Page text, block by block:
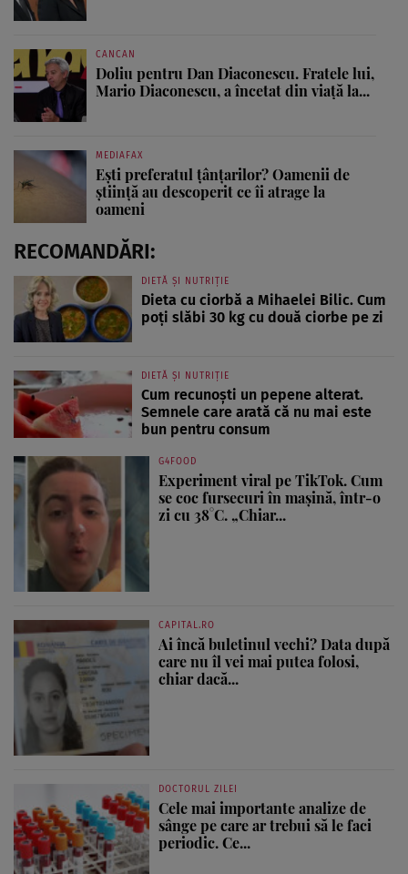
CANCAN
Doliu pentru Dan Diaconescu. Fratele lui,
Mario Diaconescu, a încetat din viață la...
MEDIAFAX
Ești preferatul țânțarilor? Oamenii de
știință au descoperit ce îi atrage la
oameni
RECOMANDĂRI:
DIETĂ ȘI NUTRIȚIE
Dieta cu ciorbă a Mihaelei Bilic. Cum
poți slăbi 30 kg cu două ciorbe pe zi
DIETĂ ȘI NUTRIȚIE
Cum recunoști un pepene alterat.
Semnele care arată că nu mai este
bun pentru consum
G4FOOD
Experiment viral pe TikTok. Cum
se coc fursecuri în mașină, într-o
zi cu 38°C. „Chiar...
CAPITAL.RO
Ai încă buletinul vechi? Data după
care nu îl vei mai putea folosi,
chiar dacă...
DOCTORUL ZILEI
Cele mai importante analize de
sânge pe care ar trebui să le faci
periodic. Ce...